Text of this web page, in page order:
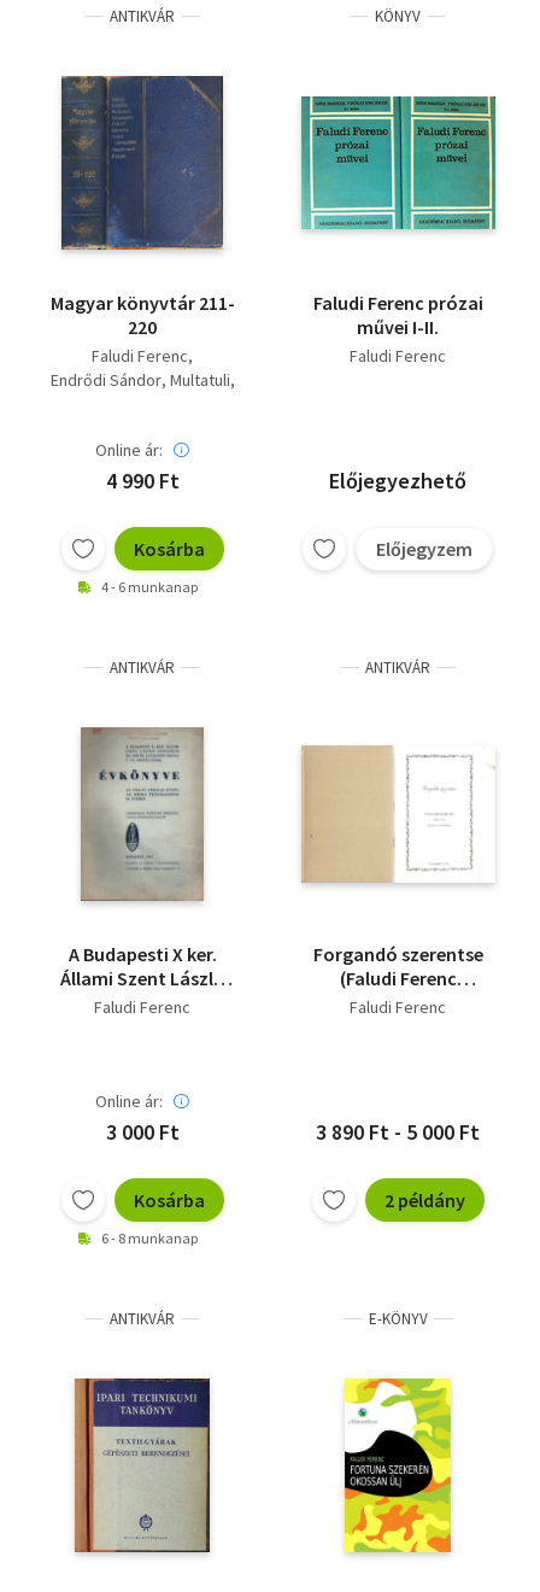
Hermann Imre
Goldziher Ignác
Király Erzsébet (szerk.)
Bajomi Lázár Endre
(szerk.)
Karácsony Sándor
Újfalvi Sándor Tóth Péter
Nagy Ignác Virág Benedek
ANTIKVÁR
Magyar könyvtár 211-
220
Faludi Ferenc
Endrődi Sándor Multatuli
Gerhard Hauptmann
Petőfi Sándor
Online ár:
4 990 Ft
Kosárba
4 - 6 munkanap
KÖNYV
Faludi Ferenc prózai
művei I-II.
Faludi Ferenc
Előjegyezhető
Előjegyzem
ANTIKVÁR
A Budapesti X ker.
Állami Szent László
Gimnázium III.-VIII. és
évről
Faludi Ferenc
Online ár:
3 000 Ft
Kosárba
6 - 8 munkanap
ANTIKVÁR
Forgandó szerentse
(Faludi Ferenc
kéziratos
Faludi Ferenc
3 890 Ft - 5 000 Ft
2 példány
ANTIKVÁR E-KÖNYV